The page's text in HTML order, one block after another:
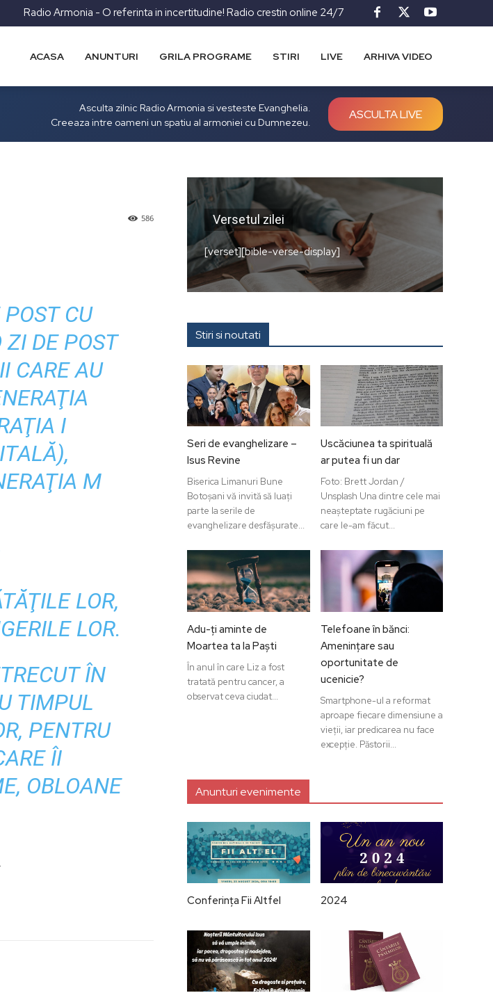
Radio Armonia - O referinta in incertitudine! Radio crestin online 24/7
ACASA ANUNTURI GRILA PROGRAME STIRI LIVE ARHIVA VIDEO
Asculta zilnic Radio Armonia si vesteste Evanghelia.
Creeaza intre oameni un spatiu al armoniei cu Dumnezeu.
ASCULTA LIVE
586
CU
ZI DE POST
CARE AU
I
M
LOR,
LOR.
ÎN
TIMPUL
PENTRU
ÎI
OBLOANE
.
Versetul zilei
[verset][bible-verse-display]
Stiri si noutati
Seri de evanghelizare –
Isus Revine
Biserica Limanuri Bune
Botoșani vă invită să luați
parte la serile de
evanghelizare desfășurate...
Uscăciunea ta spirituală
ar putea fi un dar
Foto: Brett Jordan /
Unsplash Una dintre cele mai
neașteptate rugăciuni pe
care le-am făcut...
Adu-ți aminte de
Moartea ta la Paști
În anul în care Liz a fost
tratată pentru cancer, a
observat ceva ciudat...
Telefoane în bănci:
Amenințare sau
oportunitate de
ucenicie?
Smartphone-ul a reformat
aproape fiecare dimensiune a
vieții, iar predicarea nu face
excepție. Păstorii...
Anunturi evenimente
Conferința Fii Altfel 2024